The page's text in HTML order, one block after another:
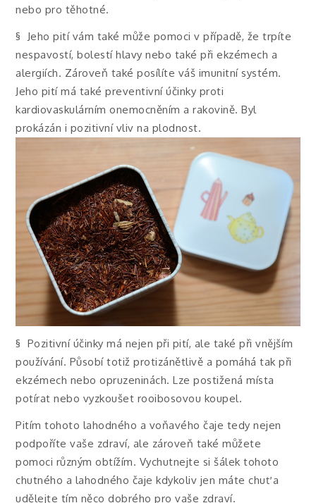
nebo pro těhotné.
§
Jeho pití vám také může pomoci v případě, že trpíte
nespavostí, bolestí hlavy nebo také při ekzémech a
alergiích. Zároveň také posílíte váš imunitní systém.
Jeho pití má také preventivní účinky proti
kardiovaskulárním onemocněním a rakovině. Byl
prokázán i pozitivní vliv na plodnost.
§ Pozitivní účinky má nejen při pití, ale také při vnějším
používání. Působí totiž protizánětlivě a pomáhá tak při
ekzémech nebo opruzeninách. Lze postižená místa
potírat nebo vyzkoušet rooibosovou koupel.
Pitím tohoto lahodného a voňavého čaje tedy nejen
podpoříte vaše zdraví, ale zároveň také můžete
pomoci různým obtížím. Vychutnejte si šálek tohoto
chutného a lahodného čaje kdykoliv jen máte chuť a
udělejte tím něco dobrého pro vaše zdraví.